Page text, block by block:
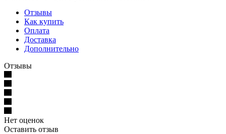
Отзывы
Как купить
Оплата
Доставка
Дополнительно
Отзывы
Нет оценок
Оставить отзыв